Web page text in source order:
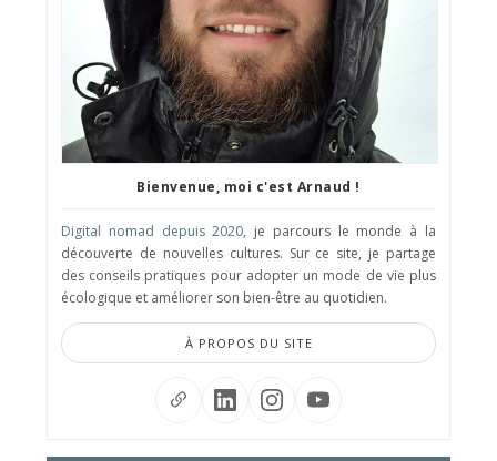
Bienvenue, moi c'est Arnaud !
Digital nomad depuis 2020, je parcours le monde à la
découverte de nouvelles cultures. Sur ce site, je partage
des conseils pratiques pour adopter un mode de vie plus
écologique et améliorer son bien-être au quotidien.
À PROPOS DU SITE